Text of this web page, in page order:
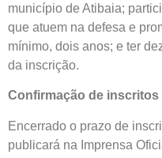
município de Atibaia;
que atuem na defesa e
mínimo, dois anos; e ter
da inscrição.
Confirmação de inscritos
Encerrado o prazo de
publicará na Imprensa